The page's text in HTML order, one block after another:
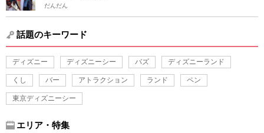
だんだん
話題のキーワード
ディズニー ディズニーシー バズ ディズニーランド
くし バー アトラクション ランド ペン
東京ディズニーシー
エリア・特集